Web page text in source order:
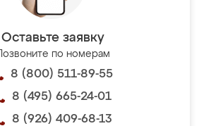
Оставьте заявку
Позвоните по номерам
8 (800) 511-89-55
8 (495) 665-24-01
8 (926) 409-68-13